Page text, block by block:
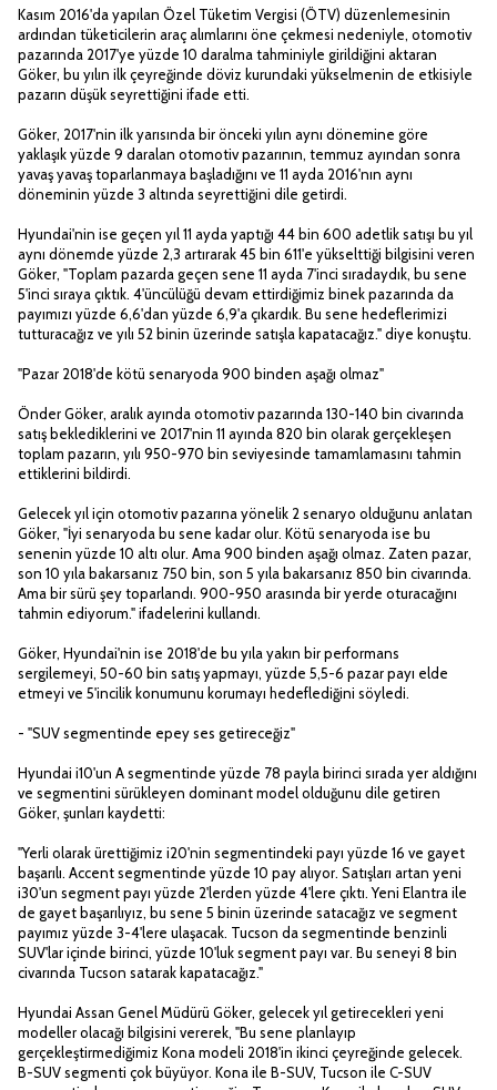
Kasım 2016'da yapılan Özel Tüketim Vergisi (ÖTV) düzenlemesinin
ardından tüketicilerin araç alımlarını öne çekmesi nedeniyle, otomotiv
pazarında 2017'ye yüzde 10 daralma tahminiyle girildiğini aktaran
Göker, bu yılın ilk çeyreğinde döviz kurundaki yükselmenin de etkisiyle
pazarın düşük seyrettiğini ifade etti.
Göker, 2017'nin ilk yarısında bir önceki yılın aynı dönemine göre
yaklaşık yüzde 9 daralan otomotiv pazarının, temmuz ayından sonra
yavaş yavaş toparlanmaya başladığını ve 11 ayda 2016'nın aynı
döneminin yüzde 3 altında seyrettiğini dile getirdi.
Hyundai'nin ise geçen yıl 11 ayda yaptığı 44 bin 600 adetlik satışı bu yıl
aynı dönemde yüzde 2,3 artırarak 45 bin 611'e yükselttiği bilgisini veren
Göker, "Toplam pazarda geçen sene 11 ayda 7'inci sıradaydık, bu sene
5'inci sıraya çıktık. 4'üncülüğü devam ettirdiğimiz binek pazarında da
payımızı yüzde 6,6'dan yüzde 6,9'a çıkardık. Bu sene hedeflerimizi
tutturacağız ve yılı 52 binin üzerinde satışla kapatacağız." diye konuştu.
"Pazar 2018'de kötü senaryoda 900 binden aşağı olmaz"
Önder Göker, aralık ayında otomotiv pazarında 130-140 bin civarında
satış beklediklerini ve 2017'nin 11 ayında 820 bin olarak gerçekleşen
toplam pazarın, yılı 950-970 bin seviyesinde tamamlamasını tahmin
ettiklerini bildirdi.
Gelecek yıl için otomotiv pazarına yönelik 2 senaryo olduğunu anlatan
Göker, "İyi senaryoda bu sene kadar olur. Kötü senaryoda ise bu
senenin yüzde 10 altı olur. Ama 900 binden aşağı olmaz. Zaten pazar,
son 10 yıla bakarsanız 750 bin, son 5 yıla bakarsanız 850 bin civarında.
Ama bir sürü şey toparlandı. 900-950 arasında bir yerde oturacağını
tahmin ediyorum." ifadelerini kullandı.
Göker, Hyundai'nin ise 2018'de bu yıla yakın bir performans
sergilemeyi, 50-60 bin satış yapmayı, yüzde 5,5-6 pazar payı elde
etmeyi ve 5'incilik konumunu korumayı hedeflediğini söyledi.
- "SUV segmentinde epey ses getireceğiz"
Hyundai i10'un A segmentinde yüzde 78 payla birinci sırada yer aldığını
ve segmentini sürükleyen dominant model olduğunu dile getiren
Göker, şunları kaydetti:
"Yerli olarak ürettiğimiz i20'nin segmentindeki payı yüzde 16 ve gayet
başarılı. Accent segmentinde yüzde 10 pay alıyor. Satışları artan yeni
i30'un segment payı yüzde 2'lerden yüzde 4'lere çıktı. Yeni Elantra ile
de gayet başarılıyız, bu sene 5 binin üzerinde satacağız ve segment
payımız yüzde 3-4'lere ulaşacak. Tucson da segmentinde benzinli
SUV'lar içinde birinci, yüzde 10'luk segment payı var. Bu seneyi 8 bin
civarında Tucson satarak kapatacağız."
Hyundai Assan Genel Müdürü Göker, gelecek yıl getirecekleri yeni
modeller olacağı bilgisini vererek, "Bu sene planlayıp
gerçekleştirmediğimiz Kona modeli 2018'in ikinci çeyreğinde gelecek.
B-SUV segmenti çok büyüyor. Kona ile B-SUV, Tucson ile C-SUV